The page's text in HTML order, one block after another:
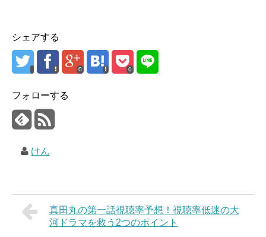
シェアする
0 0
フォローする
けん
真田丸の第一話視聴率予想！視聴率低迷の大
河ドラマを救う2つのポイント